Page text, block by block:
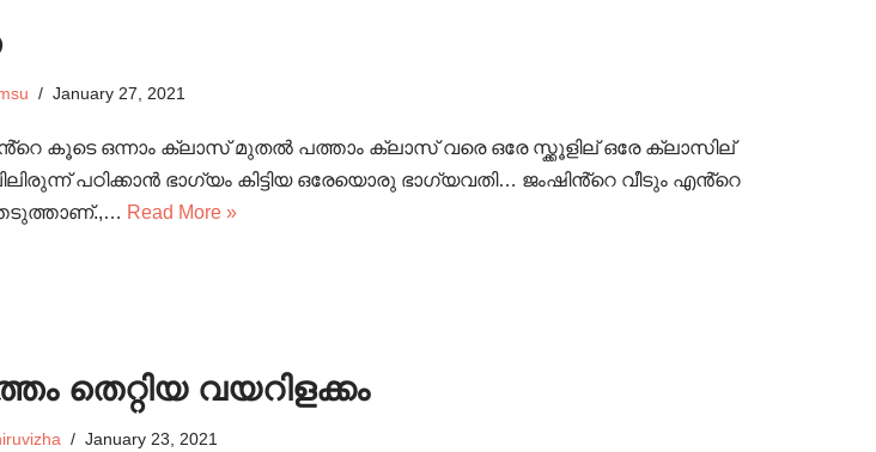
January 27, 2021
കൂടെ ഒന്നാം ക്ലാസ് മുതൽ പത്താം ക്ലാസ് വരെ ഒരേ സ്ക്കൂളില് ഒരേ ക്ലാസില്
പഠിക്കാൻ ഭാഗ്യം കിട്ടിയ ഒരേയൊരു ഭാഗ്യവതി… ജംഷിൻ്റെ വീടും എൻ്റെ
Read More »
തെറ്റിയ വയറിളക്കം
January 23, 2021